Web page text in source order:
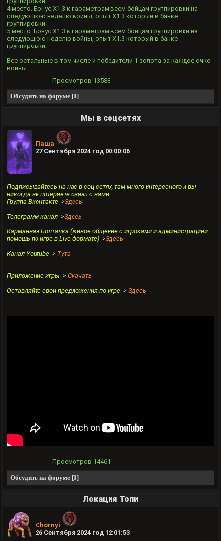
4 место. Бонус X1.3 к параметрам всем бойцам группировки на
следующюю неделю войны, опыт Х1.3 который в банке
группировки.
5 место. Бонус X1.3 к параметрам всем бойцам группировки на
следующюю неделю войны, опыт Х1.3 который в банке
группировки.
Все остальные в том числе и победители 1 золота за каждое очко
войны.
Просмотров 13588
Обсудить на форуме [0]
Мы в соцсетях
Паша
27 Сентября 2024 год 00:00:06
Подписывайтесь на нас в соц сетях, там много интересного и вы
никогда не потеряете связь с нами
Группа Вконтакте ->Здесь
Телеграмм канал ->Здесь
Карманная Болталка (живое общение с игроками и администрацией,
помощь по игре в Live формате) ->Здесь
Канал Youtube -> Тута
Приложение игры -> Скачать
Оставляйте свои предложения по игре -> Здесь
Просмотров 14461
Обсудить на форуме [0]
Локация Топи
Chornyi
26 Сентября 2024 год 12:01:53